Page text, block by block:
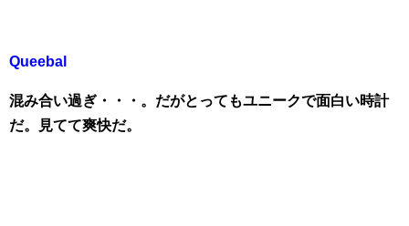
Queebal
混み合い過ぎ・・・。だがとってもユニークで面白い時計
だ。見てて爽快だ。